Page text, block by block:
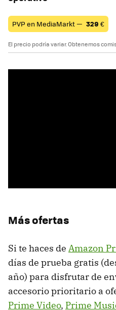
PVP en MediaMarkt — 329 €
El precio podría variar. Obtenemos
Más ofertas
Si te haces de Amazon
días de prueba gratis
año) para disfrutar de
accesorio prioritario a
Prime Video, Prime